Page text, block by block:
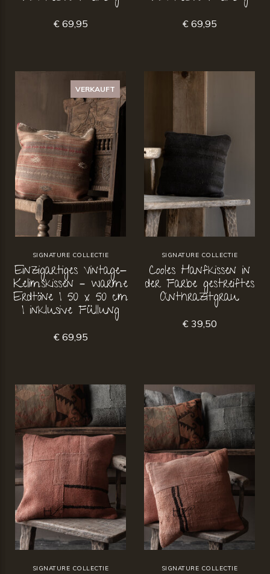
€ 69,95 € 69,95
VERKAUFT
SIGNATURE COLLECTIE
Einzigartiges Vintage-
Kelimskissen – warme
Erdtöne | 50 x 50 cm
| inklusive Füllung
€ 69,95
SIGNATURE COLLECTIE
Cooles Hanfkissen in
der Farbe gestreiftes
Anthrazitgrau
€ 39,50
SIGNATURE COLLECTIE SIGNATURE COLLECTIE